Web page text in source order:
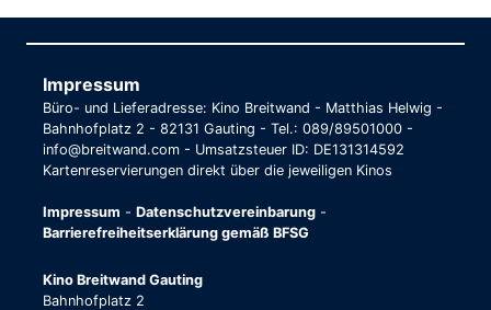
Impressum
Büro- und Lieferadresse: Kino Breitwand - Matthias Helwig -
Bahnhofplatz 2 - 82131 Gauting - Tel.: 089/89501000 -
info@breitwand.com - Umsatzsteuer ID: DE131314592
Kartenreservierungen direkt über die jeweiligen Kinos
Impressum - Datenschutzvereinbarung -
Barrierefreiheitserklärung gemäß BFSG
Kino Breitwand Gauting
Bahnhofplatz 2